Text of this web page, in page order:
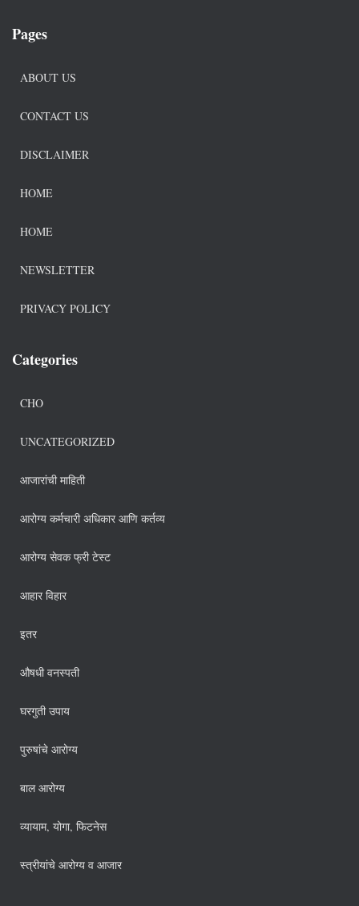
Pages
ABOUT US
CONTACT US
DISCLAIMER
HOME
HOME
NEWSLETTER
PRIVACY POLICY
Categories
CHO
UNCATEGORIZED
आजारांची माहिती
आरोग्य कर्मचारी अधिकार आणि कर्तव्य
आरोग्य सेवक फ्री टेस्ट
आहार विहार
इतर
औषधी वनस्पती
घरगुती उपाय
पुरुषांचे आरोग्य
बाल आरोग्य
व्यायाम, योगा, फिटनेस
स्त्रीयांचे आरोग्य व आजार